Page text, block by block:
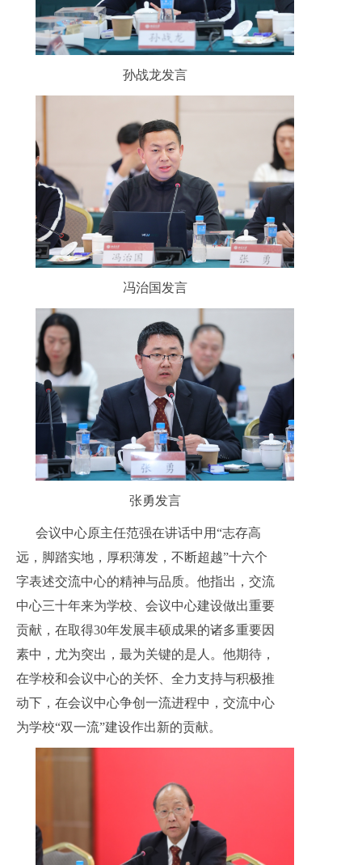
孙战龙发言
冯治国发言
张勇发言
会议中心原主任范强在讲话中用“志存高
远，脚踏实地，厚积薄发，不断超越”十六个
字表述交流中心的精神与品质。他指出，交流
中心三十年来为学校、会议中心建设做出重要
贡献，在取得30年发展丰硕成果的诸多重要因
素中，尤为突出，最为关键的是人。他期待，
在学校和会议中心的关怀、全力支持与积极推
动下，在会议中心争创一流进程中，交流中心
为学校“双一流”建设作出新的贡献。